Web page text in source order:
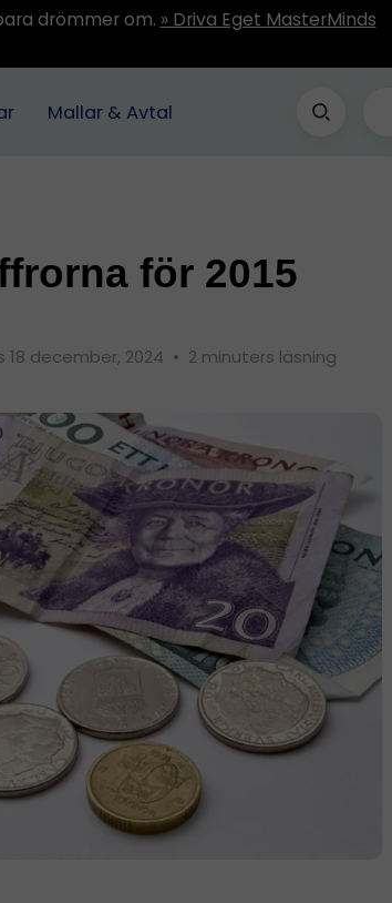
drömmer om. » Driva Eget MasterMinds
Mallar & Avtal
för 2015
december, 2024 • 2 minuters läsning